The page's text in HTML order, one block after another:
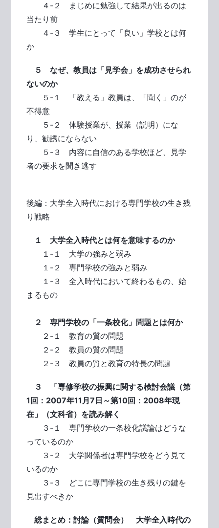
４-２ まじめに勉強して結果が出るのは
当たり前
４-３ 学生にとって「良い」学校とは何
か
５ なぜ、教員は「見学会」を成功させられ
ないのか
５-１ 「教える」教員は、「聞く」のが
不得意
５-２ 体験授業が、授業（説明）にな
り、勧誘にならない
５-３ 内容に自信のある学校ほど、見学
者の要求を聞き逃す
後編：大学全入時代における専門学校の生き残
り戦略
１ 大学全入時代とは何を意味するのか
１-１ 大学の強みと弱み
１-２ 専門学校の強みと弱み
１-３ 全入時代において終わるもの、始
まるもの
２ 専門学校の「一条校化」問題とは何か
２-１ 教育の質の問題
２-２ 教員の質の問題
２-３ 教員の質と教育の特長の問題
３ 「専修学校の振興に関する検討会議（第
1回：2007年11月7日～第10回：2008年現
在」（文科省）を読み解く
３-１ 専門学校の一条校化議論はどうな
っているのか
３-２ 大学関係者は専門学校をどう見て
いるのか
３-３ どこに専門学校の生き残りの鍵を
見出すべきか
総まとめ：討論（質問会） 大学全入時代の